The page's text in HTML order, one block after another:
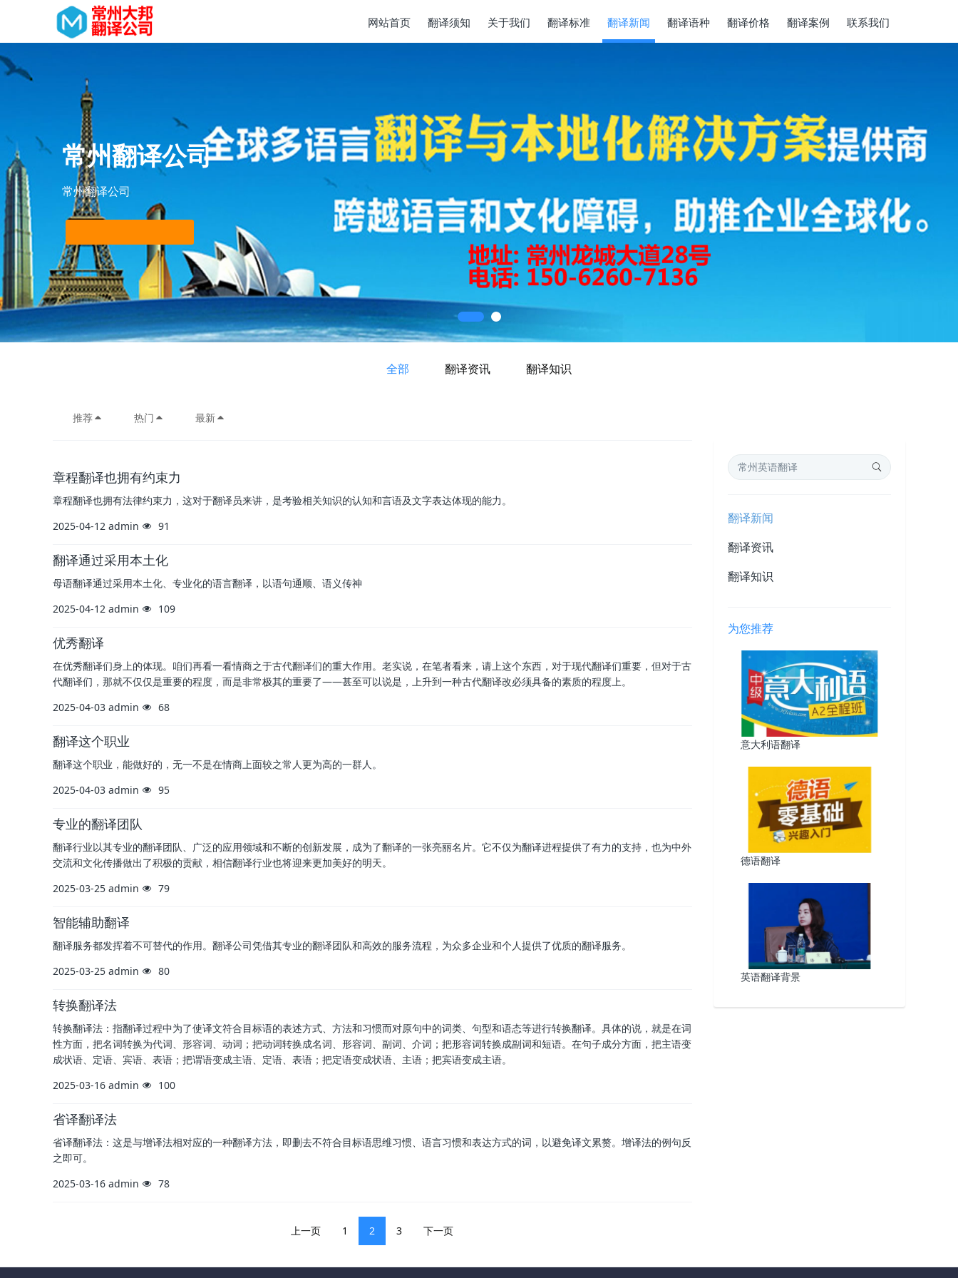
网站首页 翻译须知 关于我们 翻译标准 翻译新闻 翻译语种 翻译价格 翻译案例 联系我们
常州翻译公司
常州翻译公司
全部 翻译资讯 翻译知识
推荐 热门 最新
章程翻译也拥有约束力
章程翻译也拥有法律约束力，这对于翻译员来讲，是考验相关知识的认知和言语及文字表达体现的能力。
2025-04-12 admin 91
翻译通过采用本土化
母语翻译通过采用本土化、专业化的语言翻译，以语句通顺、语义传神
2025-04-12 admin 109
优秀翻译
在优秀翻译们身上的体现。咱们再看一看情商之于古代翻译们的重大作用。老实说，在笔者看来，请上这个东西，对于现代翻译们重要，但对于古
代翻译们，那就不仅仅是重要的程度，而是非常极其的重要了——甚至可以说是，上升到一种古代翻译改必须具备的素质的程度上。
2025-04-03 admin 68
翻译这个职业
翻译这个职业，能做好的，无一不是在情商上面较之常人更为高的一群人。
2025-04-03 admin 95
专业的翻译团队
翻译行业以其专业的翻译团队、广泛的应用领域和不断的创新发展，成为了翻译的一张亮丽名片。它不仅为翻译进程提供了有力的支持，也为中外
交流和文化传播做出了积极的贡献，相信翻译行业也将迎来更加美好的明天。
2025-03-25 admin 79
智能辅助翻译
翻译服务都发挥着不可替代的作用。翻译公司凭借其专业的翻译团队和高效的服务流程，为众多企业和个人提供了优质的翻译服务。
2025-03-25 admin 80
转换翻译法
转换翻译法：指翻译过程中为了使译文符合目标语的表述方式、方法和习惯而对原句中的词类、句型和语态等进行转换翻译。具体的说，就是在词
性方面，把名词转换为代词、形容词、动词；把动词转换成名词、形容词、副词、介词；把形容词转换成副词和短语。在句子成分方面，把主语变
成状语、定语、宾语、表语；把谓语变成主语、定语、表语；把定语变成状语、主语；把宾语变成主语。
2025-03-16 admin 100
省译翻译法
省译翻译法：这是与增译法相对应的一种翻译方法，即删去不符合目标语思维习惯、语言习惯和表达方式的词，以避免译文累赘。增译法的例句反
之即可。
2025-03-16 admin 78
上一页 1 2 3 下一页
翻译新闻
翻译资讯
翻译知识
为您推荐
意大利语翻译
德语翻译
英语翻译背景